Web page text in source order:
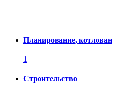
Планирование, котлован
1
Строительство